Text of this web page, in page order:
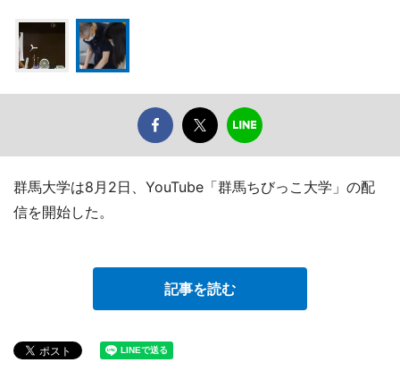
群馬大学は8月2日、YouTube「群馬ちびっこ大学」の配
信を開始した。
記事を読む